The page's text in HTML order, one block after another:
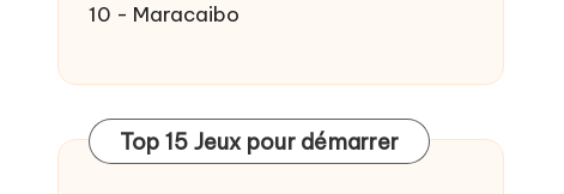
10 - Maracaibo
Top 15 Jeux pour démarrer